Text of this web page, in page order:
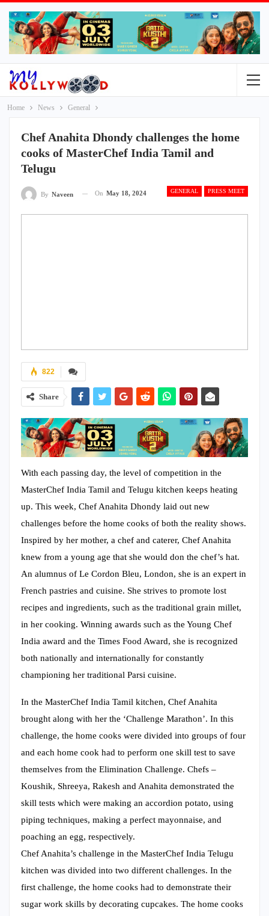
Home News General
Chef Anahita Dhondy challenges the home
cooks of MasterChef India Tamil and
Telugu
GENERAL PRESS MEET
By Naveen On May 18, 2024
822
Share
With each passing day, the level of competition in the
MasterChef India Tamil and Telugu kitchen keeps heating
up. This week, Chef Anahita Dhondy laid out new
challenges before the home cooks of both the reality shows.
Inspired by her mother, a chef and caterer, Chef Anahita
knew from a young age that she would don the chef’s hat.
An alumnus of Le Cordon Bleu, London, she is an expert in
French pastries and cuisine. She strives to promote lost
recipes and ingredients, such as the traditional grain millet,
in her cooking. Winning awards such as the Young Chef
India award and the Times Food Award, she is recognized
both nationally and internationally for constantly
championing her traditional Parsi cuisine.
In the MasterChef India Tamil kitchen, Chef Anahita
brought along with her the ‘Challenge Marathon’. In this
challenge, the home cooks were divided into groups of four
and each home cook had to perform one skill test to save
themselves from the Elimination Challenge. Chefs –
Koushik, Shreeya, Rakesh and Anahita demonstrated the
skill tests which were making an accordion potato, using
piping techniques, making a perfect mayonnaise, and
poaching an egg, respectively.
Chef Anahita’s challenge in the MasterChef India Telugu
kitchen was divided into two different challenges. In the
first challenge, the home cooks had to demonstrate their
sugar work skills by decorating cupcakes. The home cooks